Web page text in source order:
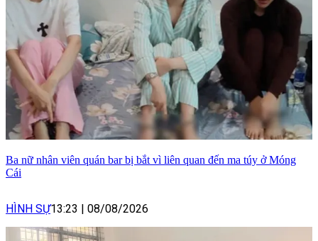
Ba nữ nhân viên quán bar bị bắt vì liên quan đến ma túy ở Móng
Cái
HÌNH SỰ13:23 08/08/2026